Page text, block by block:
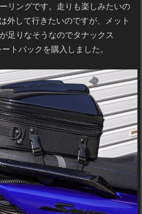
リングです。走りも楽しみたいの
は外して行きたいのですが、メット
足りなそうなのでタナックス
トバックを購入しました。